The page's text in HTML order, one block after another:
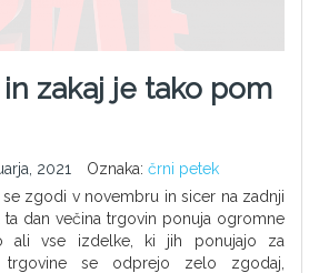
zakaj je tako pom
2021 Oznaka: črni petek
zgodi v novembru in sicer na zadnji
ta dan večina trgovin ponuja ogromne
ali vse izdelke, ki jih ponujajo za
trgovine se odprejo zelo zgodaj,